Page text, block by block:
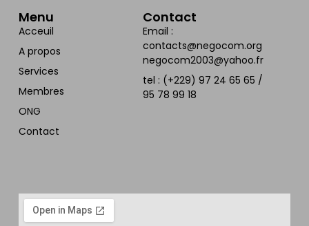
Menu
Acceuil
A propos
Services
Membres
ONG
Contact
Contact
Email :
contacts@negocom.org
negocom2003@yahoo.fr
tel : (+229) 97 24 65 65 /
95 78 99 18